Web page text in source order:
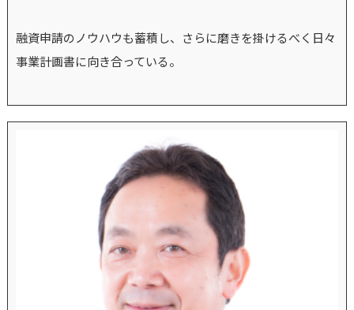
融資申請のノウハウも蓄積し、さらに磨きを掛けるべく日々
事業計画書に向き合っている。